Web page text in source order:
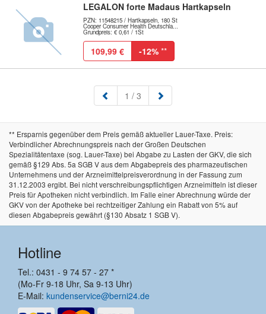
LEGALON forte Madaus Hartkapseln
PZN: 11548215 / Hartkapseln, 180 St
Cooper Consumer Health Deutschla...
Grundpreis: € 0,61 / 1St
109,99 € -12% **
1 (aktuell)
/ 3
** Ersparnis gegenüber dem Preis gemäß aktueller Lauer-Taxe. Preis:
Verbindlicher Abrechnungspreis nach der Großen Deutschen
Spezialitätentaxe (sog. Lauer-Taxe) bei Abgabe zu Lasten der GKV, die sich
gemäß §129 Abs. 5a SGB V aus dem Abgabepreis des pharmazeutischen
Unternehmens und der Arzneimittelpreisverordnung in der Fassung zum
31.12.2003 ergibt. Bei nicht verschreibungspflichtigen Arzneimitteln ist dieser
Preis für Apotheken nicht verbindlich. Im Falle einer Abrechnung würde der
GKV von der Apotheke bei rechtzeitiger Zahlung ein Rabatt von 5% auf
diesen Abgabepreis gewährt (§130 Absatz 1 SGB V).
Hotline
Tel.: 0431 - 9 74 57 - 27 *
(Mo-Fr 9-18 Uhr, Sa 9-13 Uhr)
E-Mail: kundenservice@berni24.de